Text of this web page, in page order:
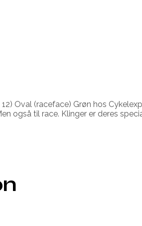
Oval (raceface) Grøn hos
til race. Klinger er deres